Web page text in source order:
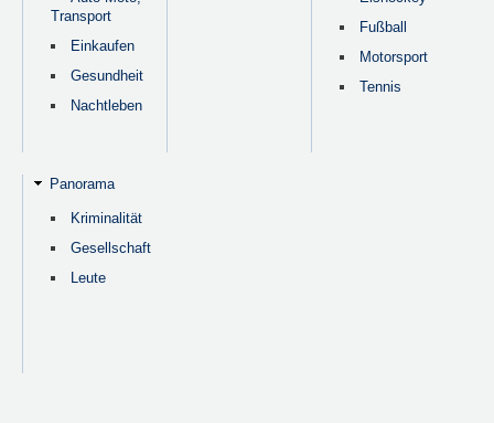
Transport
Einkaufen
Gesundheit
Nachtleben
Fußball
Motorsport
Tennis
Panorama
Kriminalität
Gesellschaft
Leute